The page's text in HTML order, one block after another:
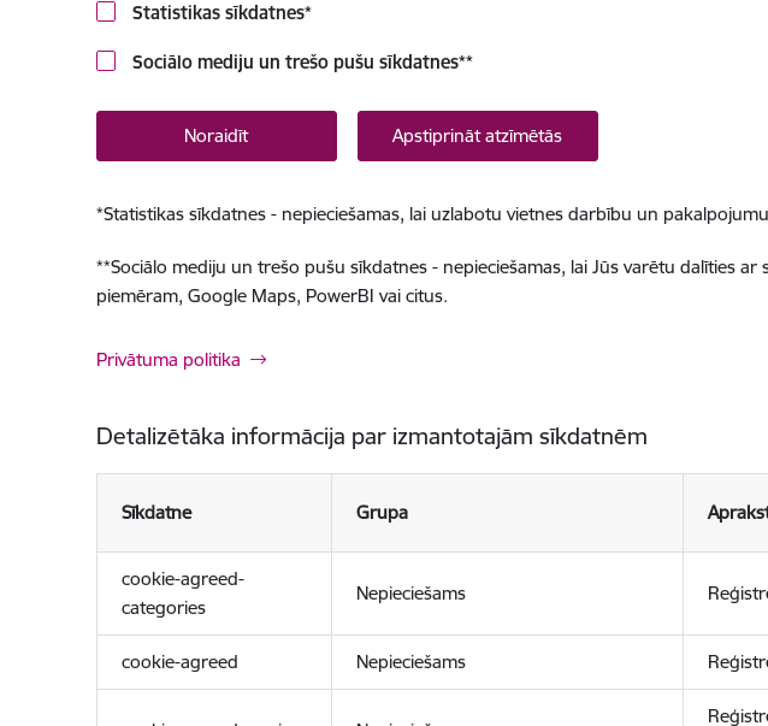
Statistikas sīkdatnes*
Sociālo mediju un trešo pušu sīkdatnes**
Noraidīt Apstiprināt atzīmētās
*Statistikas sīkdatnes - nepieciešamas, lai uzlabotu vietnes darbību un
**Sociālo mediju un trešo pušu sīkdatnes - nepieciešamas, lai Jūs varētu dalīties
piemēram, Google Maps, PowerBI vai citus.
Privātuma politika
Detalizētāka informācija par izmantotajām sīkdatnēm
Sīkdatne Grupa
cookie-agreed-
categories
Nepieciešams
cookie-agreed Nepieciešams